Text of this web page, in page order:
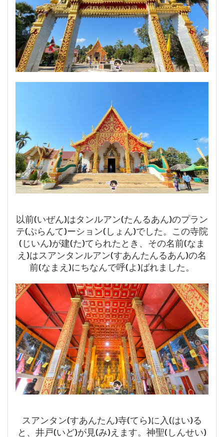
以前(いぜん)はタンルアン(たんるあん)のプラン
テ(ぷらんて)ーション(しょん)でした。この寺院
(じいん)が建(た)てられたとき、その名前(なま
え)はスアンタンルアン(すあんたんるあん)の名
前(なまえ)にちなんで呼(よ)ばれました。
スアンタン(すあんたん)寺(てら)に入(はい)る
と、井戸(いど)が見(み)えます。神聖(しんせい)